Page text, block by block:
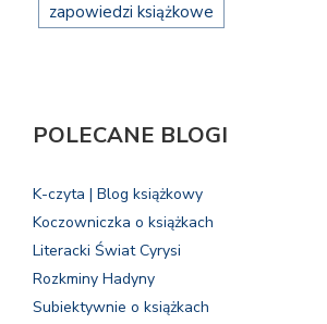
zapowiedzi książkowe
POLECANE BLOGI
K-czyta | Blog książkowy
Koczowniczka o książkach
Literacki Świat Cyrysi
Rozkminy Hadyny
Subiektywnie o książkach